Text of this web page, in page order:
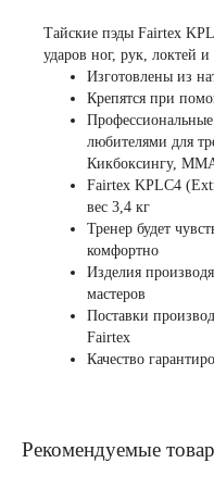
Тайские пэды Fairtex
ударов ног, рук, локтей
Изготовлены из
Крепятся при
любителями для
Кикбоксингу,
Fairtex KPLC4
вес 3,4 кг
Тренер будет
комфортно
Изделия
мастеров
Поставки
Fairtex
Качество
Рекомендуемые